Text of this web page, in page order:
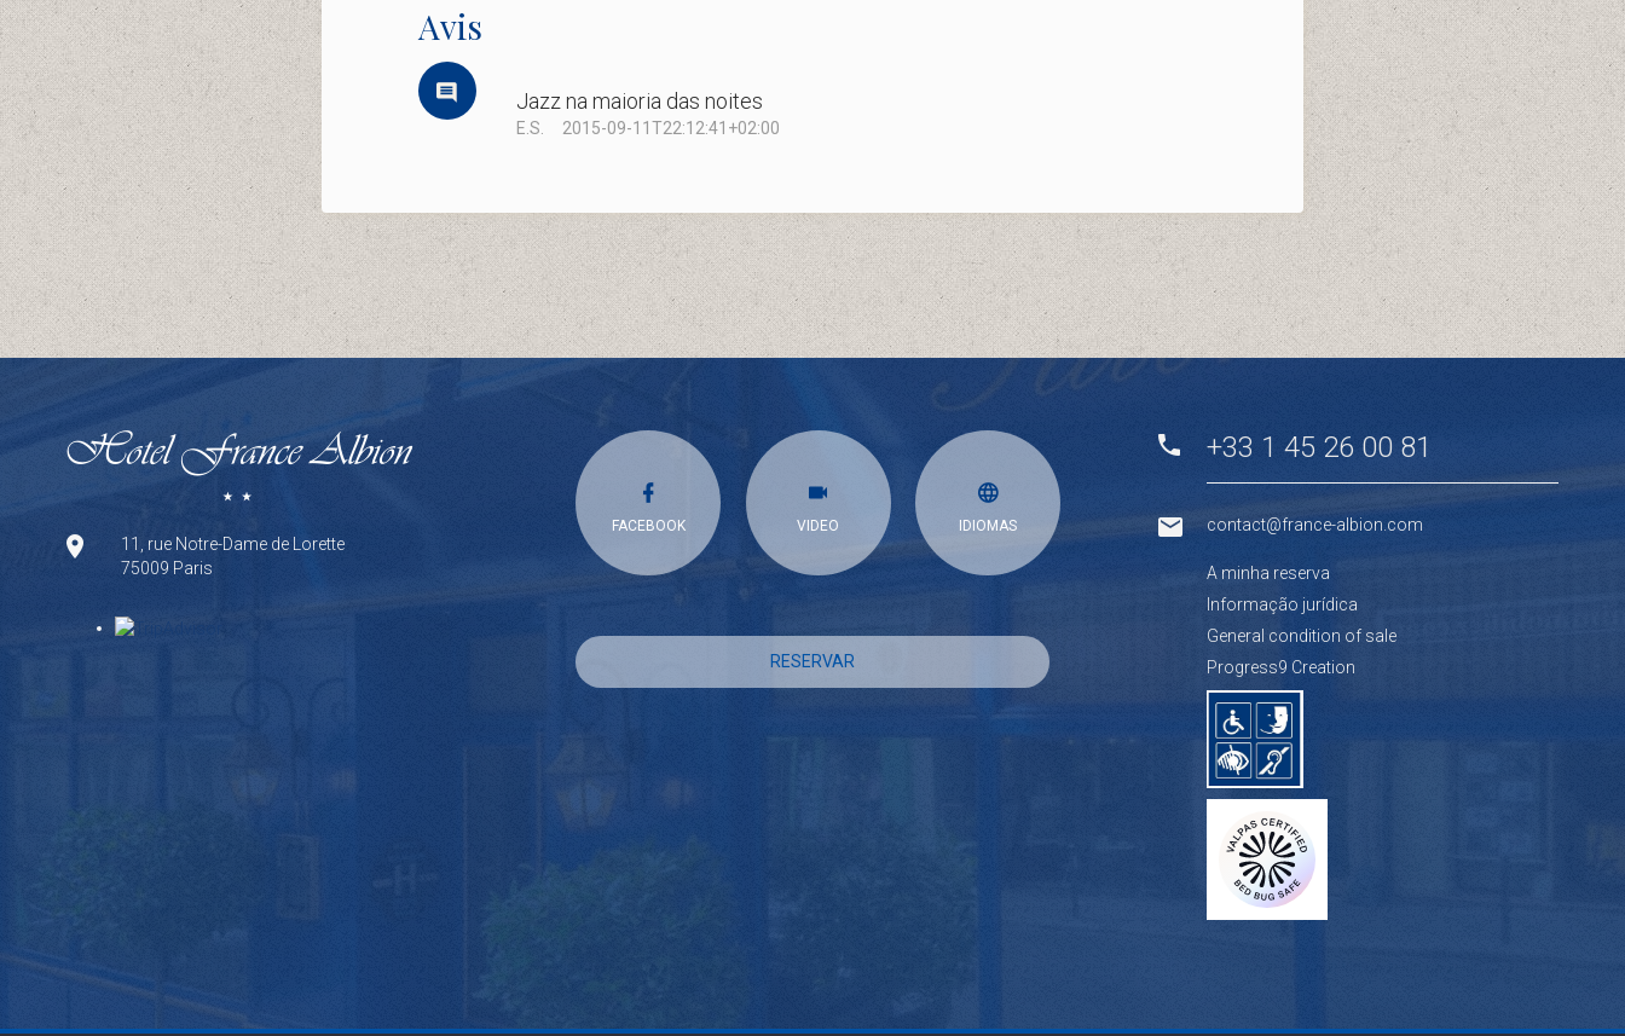
Avis
Jazz na maioria das noites
E.S. 2015-09-11T22:12:41+02:00
11, rue Notre-Dame de Lorette
75009 Paris
FACEBOOK VIDEO IDIOMAS
RESERVAR
+33 1 45 26 00 81
contact@france-albion.com
A minha reserva
Informação jurídica
General condition of sale
Progress9 Creation